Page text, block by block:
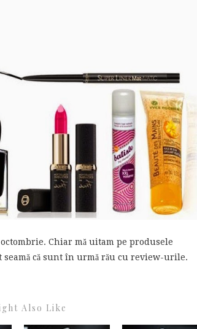
Chiar mă uitam pe produsele
că sunt în urmă rău cu review-urile.
Also Like